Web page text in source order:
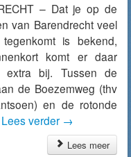
– Dat je op de
van Barendrecht veel
tegenkomt is bekend,
komt er daar
extra bij. Tussen de
de Boezemweg (thv
en de rotonde
Lees verder →
Lees meer